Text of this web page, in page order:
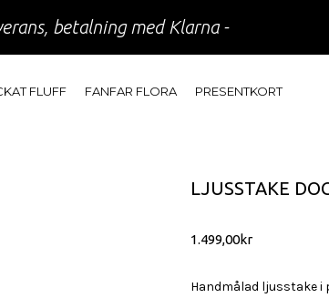
betalning med Klarna -
FLUFF FANFAR FLORA PRESENTKORT
LJUSSTAKE
1.499,00kr
Handmålad ljusstake i